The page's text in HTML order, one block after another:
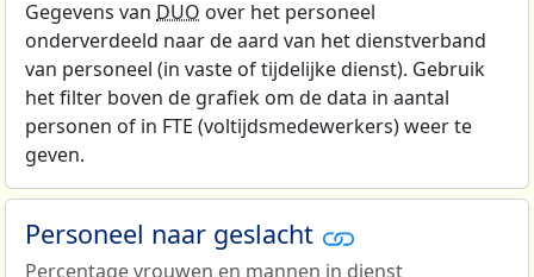
Gegevens van DUO over het personeel
onderverdeeld naar de aard van het dienstverband
van personeel (in vaste of tijdelijke dienst). Gebruik
het filter boven de grafiek om de data in aantal
personen of in FTE (voltijdsmedewerkers) weer te
geven.
Personeel naar geslacht
Percentage vrouwen en mannen in dienst